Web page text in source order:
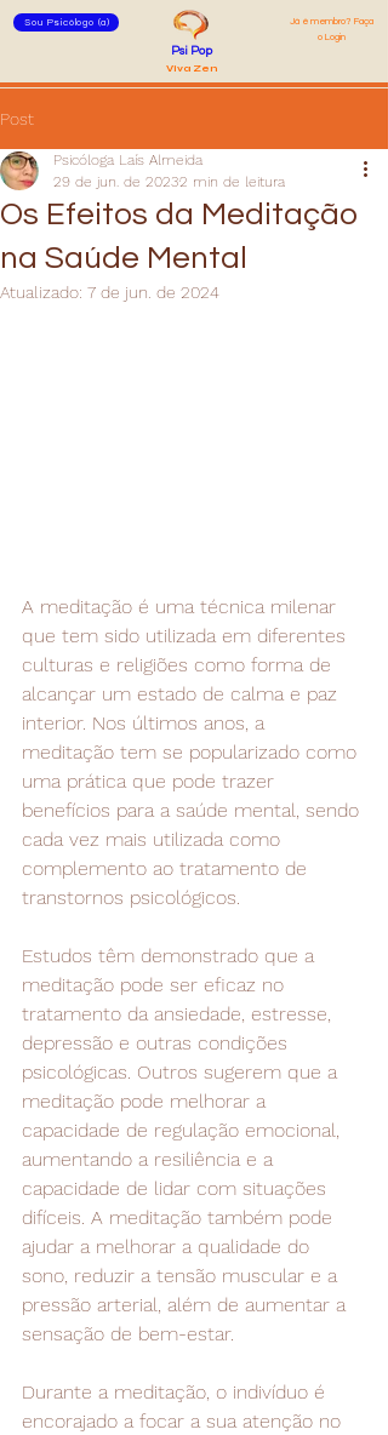
Sou Psicólogo (a)
Já é membro? Faça
o Login
Psi Pop
Viva Zen
Post
Os Efeitos da Meditação
na Saúde Mental
Psicóloga Laís Almeida
29 de jun. de 20232 min de leitura
Atualizado: 7 de jun. de 2024
A meditação é uma técnica milenar
que tem sido utilizada em diferentes
culturas e religiões como forma de
alcançar um estado de calma e paz
interior. Nos últimos anos, a
meditação tem se popularizado como
uma prática que pode trazer
benefícios para a saúde mental, sendo
cada vez mais utilizada como
complemento ao tratamento de
transtornos psicológicos.
Estudos têm demonstrado que a
meditação pode ser eficaz no
tratamento da ansiedade, estresse,
depressão e outras condições
psicológicas. Outros sugerem que a
meditação pode melhorar a
capacidade de regulação emocional,
aumentando a resiliência e a
capacidade de lidar com situações
difíceis. A meditação também pode
ajudar a melhorar a qualidade do
sono, reduzir a tensão muscular e a
pressão arterial, além de aumentar a
sensação de bem-estar.
Durante a meditação, o indivíduo é
encorajado a focar a sua atenção no